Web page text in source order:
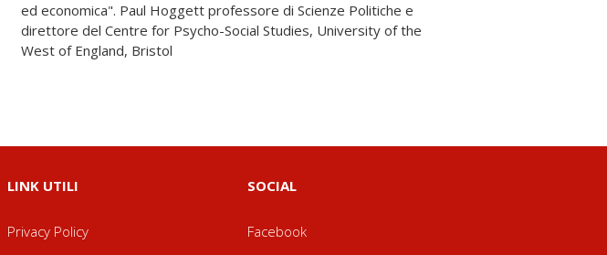
West of England, Bristol
LINK UTILI
Privacy Policy
SOCIAL
Facebook